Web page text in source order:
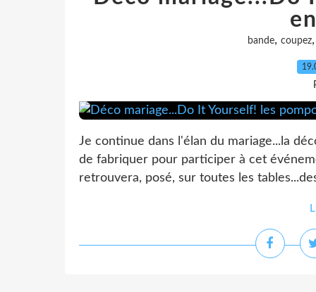
bande, coupez,
Je continue dans l'élan du mariage...la
de fabriquer pour participer à cet
retrouvera, posé, sur toutes les